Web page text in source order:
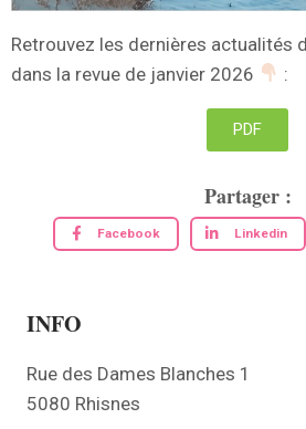
Retrouvez les dernières actualités
dans la revue de janvier 2026
:
PDF
Partager :
Facebook Linkedin
INFO
Rue des Dames Blanches 1
5080 Rhisnes